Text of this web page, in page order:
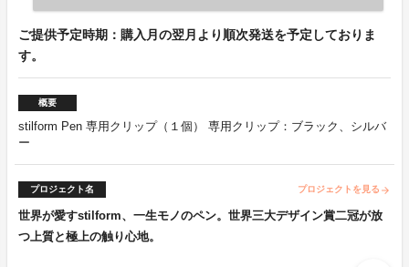
ご提供予定時期：購入月の翌月より順次発送を予定しておりま
す。
概要
stilform Pen 専用クリップ（１個） 専用クリップ：ブラック、シルバ
ー
プロジェクト名 プロジェクトを見る arrow_forward
世界が愛すstilform、一生モノのペン。世界三大デザイン賞二冠が放
つ上質と極上の触り心地。